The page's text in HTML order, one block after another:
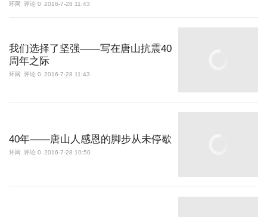
环网 评论 0 2016-7-28 11:43
我们选择了坚强——写在唐山抗震40
周年之际
环网 评论 0 2016-7-28 11:43
40年——唐山人感恩的脚步从未停歇
环网 评论 0 2016-7-28 10:50